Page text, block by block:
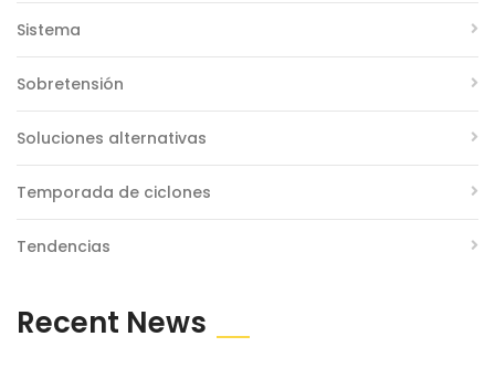
Sistema
Sobretensión
Soluciones alternativas
Temporada de ciclones
Tendencias
Recent News